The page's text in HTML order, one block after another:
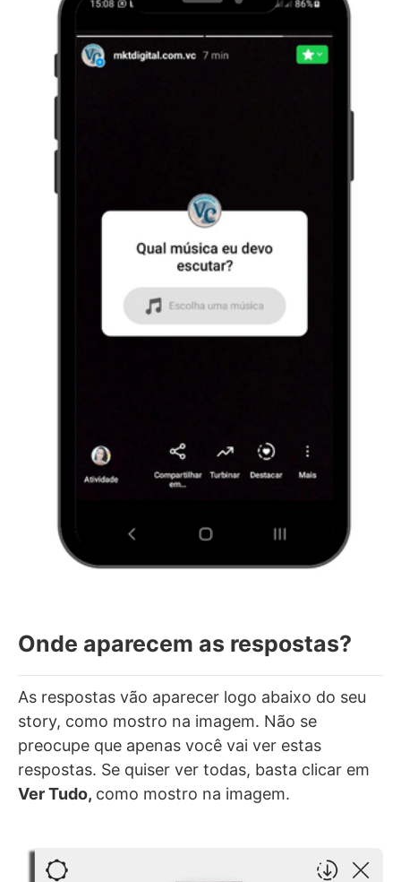
Onde aparecem as respostas?
As respostas vão aparecer logo abaixo do seu
story, como mostro na imagem. Não se
preocupe que apenas você vai ver estas
respostas. Se quiser ver todas, basta clicar em
Ver Tudo, como mostro na imagem.